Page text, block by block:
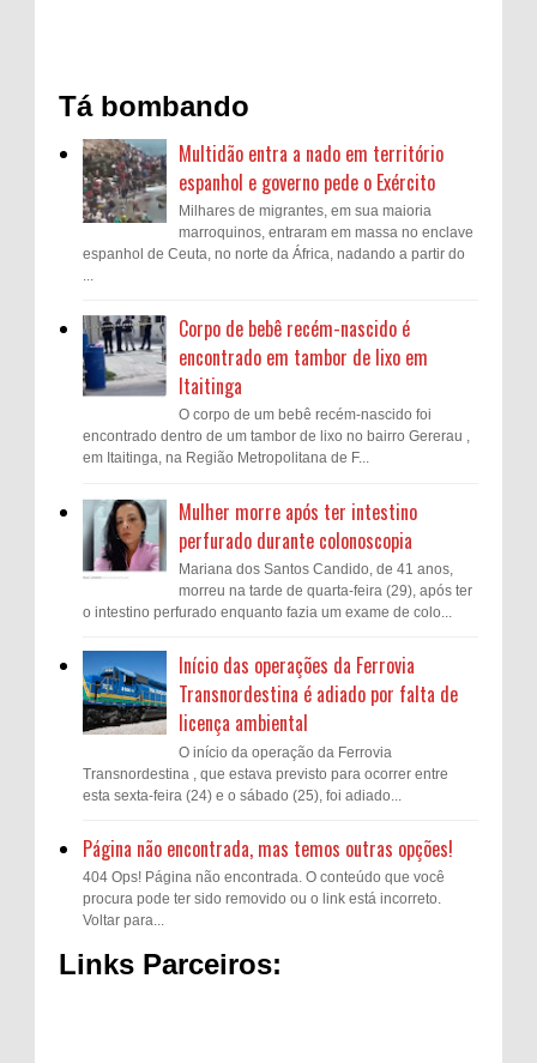
Tá bombando
Multidão entra a nado em território
espanhol e governo pede o Exército
Milhares de migrantes, em sua maioria
marroquinos, entraram em massa no enclave
espanhol de Ceuta, no norte da África, nadando a partir do
...
Corpo de bebê recém-nascido é
encontrado em tambor de lixo em
Itaitinga
O corpo de um bebê recém-nascido foi
encontrado dentro de um tambor de lixo no bairro Gererau ,
em Itaitinga, na Região Metropolitana de F...
Mulher morre após ter intestino
perfurado durante colonoscopia
Mariana dos Santos Candido, de 41 anos,
morreu na tarde de quarta-feira (29), após ter
o intestino perfurado enquanto fazia um exame de colo...
Início das operações da Ferrovia
Transnordestina é adiado por falta de
licença ambiental
O início da operação da Ferrovia
Transnordestina , que estava previsto para ocorrer entre
esta sexta-feira (24) e o sábado (25), foi adiado...
Página não encontrada, mas temos outras opções!
404 Ops! Página não encontrada. O conteúdo que você
procura pode ter sido removido ou o link está incorreto.
Voltar para...
Links Parceiros: